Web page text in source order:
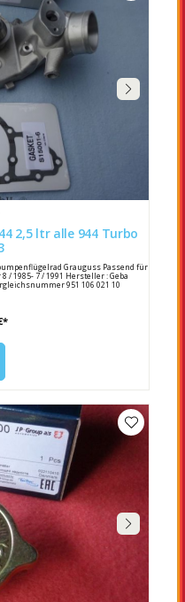
Grauguss Passend für
/ 1985- 7 / 1991 Hersteller : Geba
951 106 021 10